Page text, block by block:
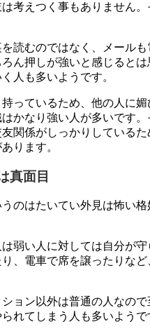
考えつく事もありません
読むのではなく、メール
ん押しが強いと感じると
人も多いようです。
っているため、他の人に
かなり強い人が多いです
関係がしっかりしている
ります。
真面目
のはたいてい外見は怖い
弱い人に対しては自分が
、電車で席を譲ったりな
ョン以外は普通の人なの
れてしまう人も多いようで